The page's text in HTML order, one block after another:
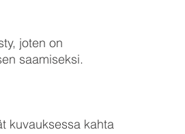
joten on
saamiseksi.
kuvauksessa kahta